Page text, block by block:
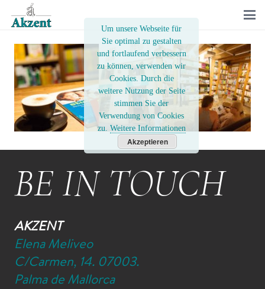
BE IN TOUCH
AKZENT
Elena Meliveo
C/Carmen, 14. 07003.
Palma de Mallorca
Um unsere Webseite für
Sie optimal zu gestalten
und fortlaufend verbessern
zu können, verwenden wir
Cookies. Durch die
weitere Nutzung der Seite
stimmen Sie der
Verwendung von Cookies
zu. Weitere Informationen
Akzeptieren